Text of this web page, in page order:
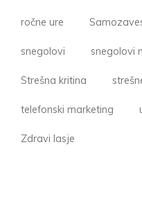
ročne ure
snegolovi snegolovi
Strešna kritina
telefonski marketing
Zdravi lasje